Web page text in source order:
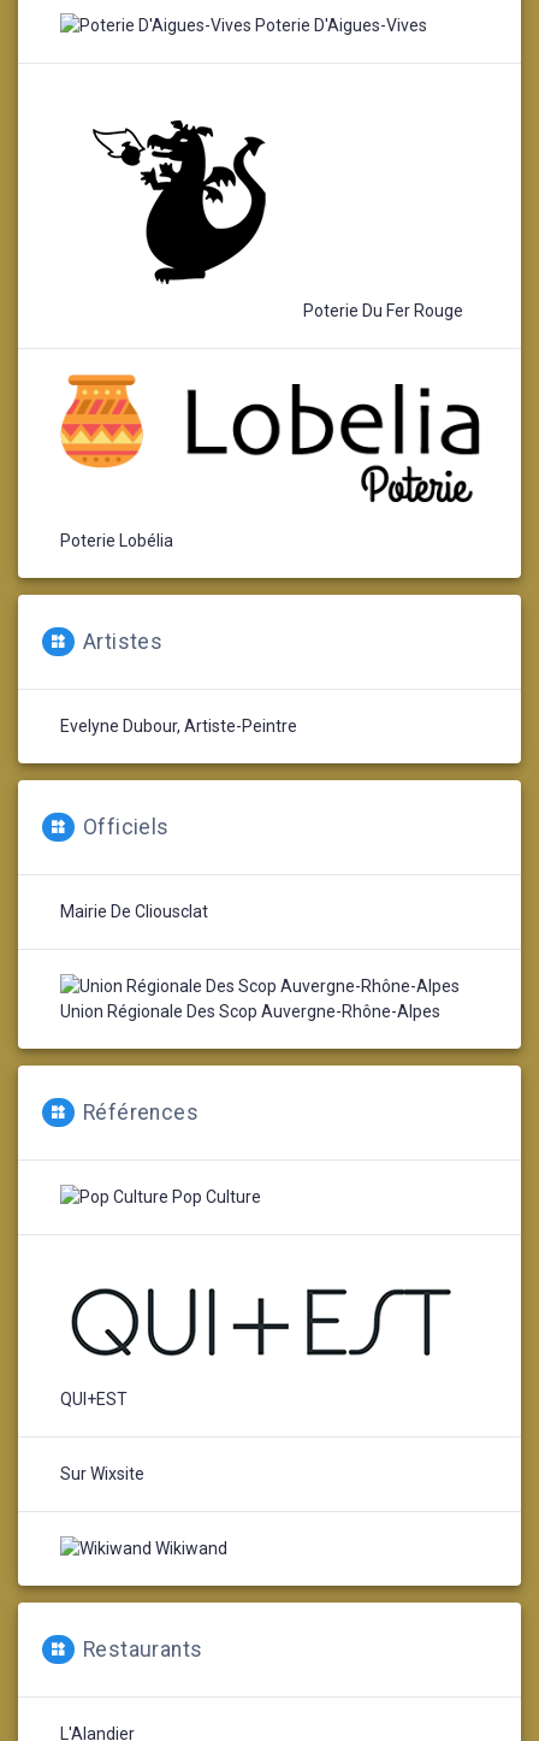
Poterie D'Aigues-Vives
Poterie Du Fer Rouge
Poterie Lobélia
Artistes
Evelyne Dubour, Artiste-Peintre
Officiels
Mairie De Cliousclat
Union Régionale Des Scop Auvergne-Rhône-Alpes
Références
Pop Culture
QUI+EST
Sur Wixsite
Wikiwand
Restaurants
L'Alandier